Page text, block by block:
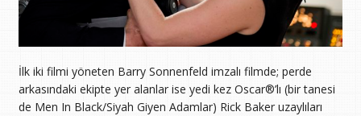
İlk iki filmi yöneten Barry Sonnenfeld imzalı filmde; perde
arkasındaki ekipte yer alanlar ise yedi kez Oscar®’lı (bir tanesi
de Men In Black/Siyah Giyen Adamlar) Rick Baker uzaylıları